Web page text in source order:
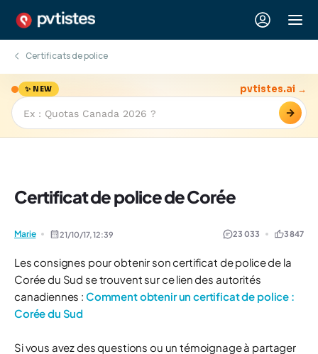
Certificats de police
✨ NEW
→
pvtistes.ai →
Certificat de police de Corée
Marie 21/10/17,12:39 23 033 3 847
Les consignes pour obtenir son certificat de police de la
Corée du Sud se trouvent sur ce lien des autorités
canadiennes : Comment obtenir un certificat de police :
Corée du Sud
Si vous avez des questions ou un témoignage à partager